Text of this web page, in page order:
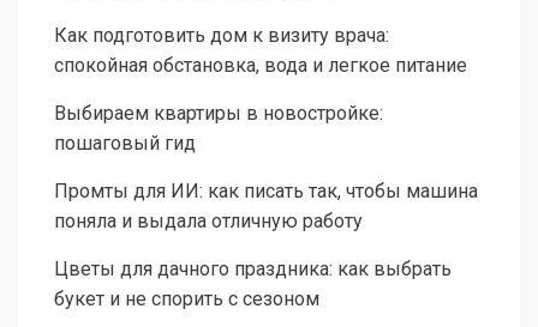
Как подготовить дом к визиту врача:
спокойная обстановка, вода и легкое питание
Выбираем квартиры в новостройке:
пошаговый гид
Промты для ИИ: как писать так, чтобы машина
поняла и выдала отличную работу
Цветы для дачного праздника: как выбрать
букет и не спорить с сезоном